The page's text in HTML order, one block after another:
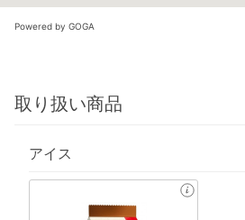
Powered by GOGA
取り扱い商品
アイス